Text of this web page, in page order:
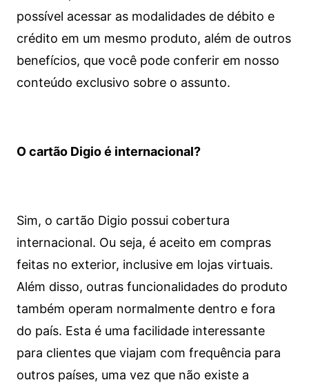
possível acessar as modalidades de débito e
crédito em um mesmo produto, além de outros
benefícios, que você pode conferir em nosso
conteúdo exclusivo sobre o assunto.
O cartão Digio é internacional?
Sim, o cartão Digio possui cobertura
internacional. Ou seja, é aceito em compras
feitas no exterior, inclusive em lojas virtuais.
Além disso, outras funcionalidades do produto
também operam normalmente dentro e fora
do país. Esta é uma facilidade interessante
para clientes que viajam com frequência para
outros países, uma vez que não existe a